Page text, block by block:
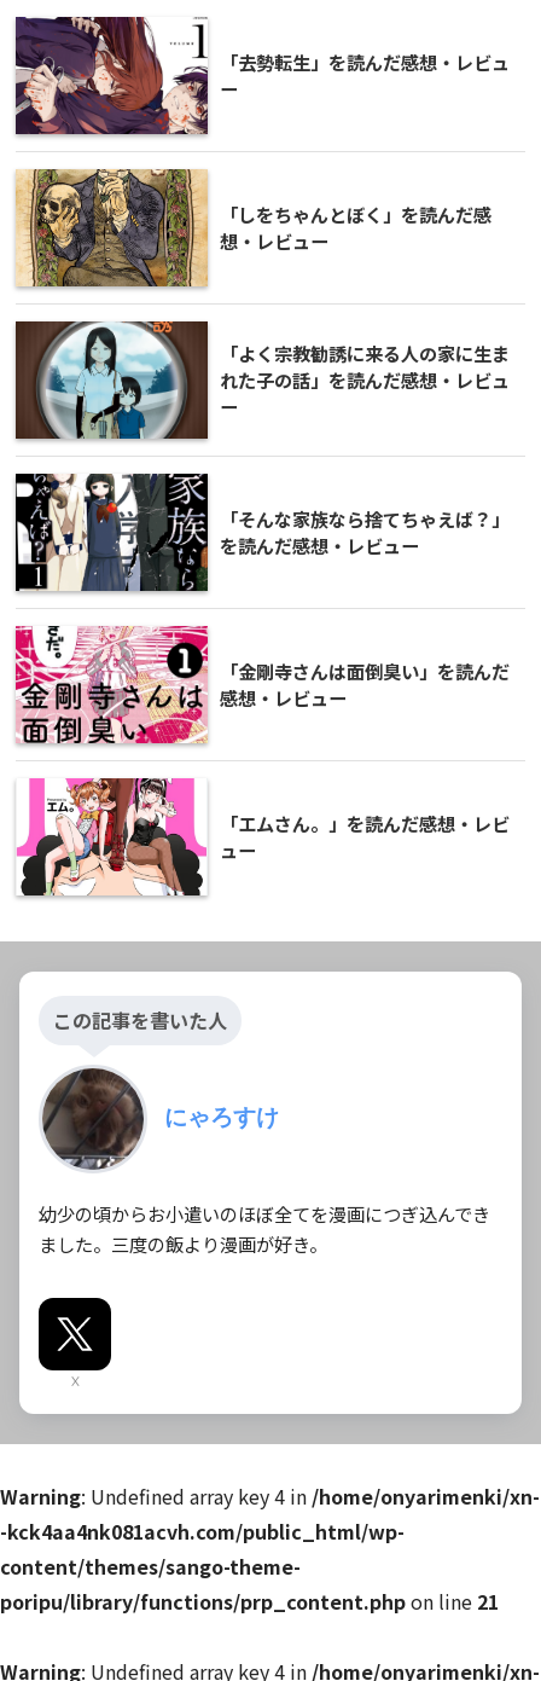
「去勢転生」を読んだ感想・レビュ
ー
「しをちゃんとぼく」を読んだ感
想・レビュー
「よく宗教勧誘に来る人の家に生ま
れた子の話」を読んだ感想・レビュ
ー
「そんな家族なら捨てちゃえば？」
を読んだ感想・レビュー
「金剛寺さんは面倒臭い」を読んだ
感想・レビュー
「エムさん。」を読んだ感想・レビ
ュー
この記事を書いた人
にゃろすけ
幼少の頃からお小遣いのほぼ全てを漫画につぎ込んでき
ました。三度の飯より漫画が好き。
X
Warning: Undefined array key 4 in /home/onyarimenki/xn-
-kck4aa4nk081acvh.com/public_html/wp-
content/themes/sango-theme-
poripu/library/functions/prp_content.phpon line 21
Warning: Undefined array key 4 in /home/onyarimenki/xn-